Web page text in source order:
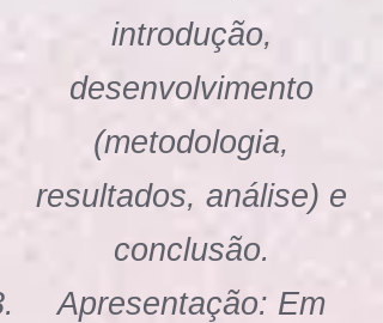
introdução,
desenvolvimento
(metodologia,
resultados, análise) e
conclusão.
Apresentação: Em